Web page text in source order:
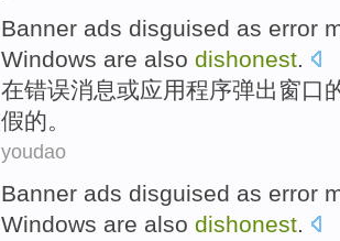
Banner ads disguised as error
Windows are also dishonest.
在错误消息或应用程序弹出 窗口
假的。
youdao
Banner ads disguised as error
Windows are also dishonest.